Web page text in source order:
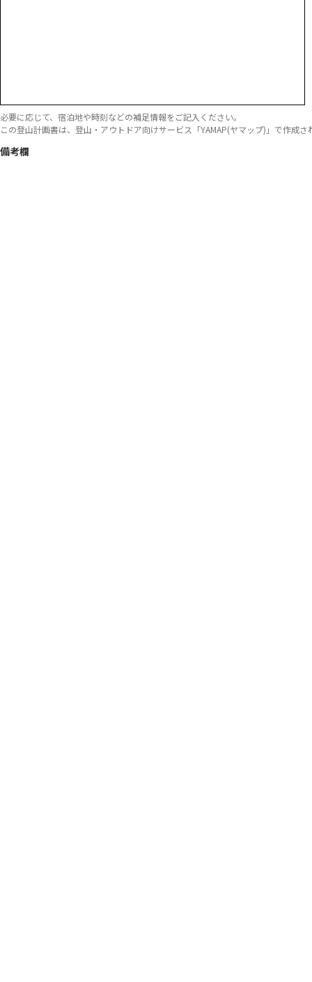
必要に応じて、宿泊地や時刻などの補足情報をご記入ください。
この登山計画書は、登山・アウトドア向けサービス「YAMAP(ヤマップ)」で作成
備考欄